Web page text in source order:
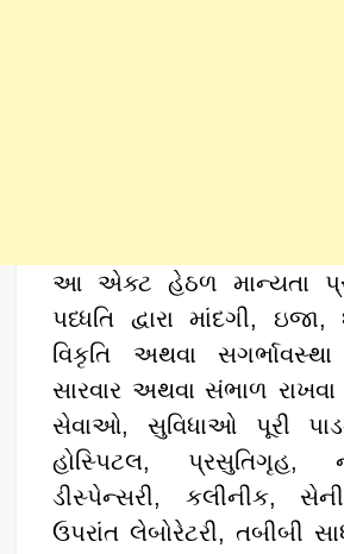
આ એક્ટ હેઠળ માન્યતા
પધ્ધતિ દ્વારા માંદગી, ઇજા,
વિકૃતિ અથવા
સારવાર અથવા સંભાળ
સેવાઓ, સુવિધાઓ પૂરી
હોસ્પિટલ, પ્રસુતિગૃહ,
ડીસ્પેન્સરી, કલીનીક,
ઉપરાંત લેબોરેટરી, તબીબી